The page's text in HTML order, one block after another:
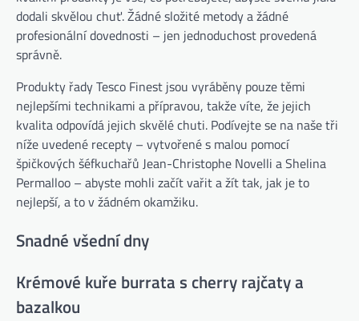
dodali skvělou chuť. Žádné složité metody a žádné
profesionální dovednosti – jen jednoduchost provedená
správně.
Produkty řady Tesco Finest jsou vyráběny pouze těmi
nejlepšími technikami a přípravou, takže víte, že jejich
kvalita odpovídá jejich skvělé chuti. Podívejte se na naše tři
níže uvedené recepty – vytvořené s malou pomocí
špičkových šéfkuchařů Jean-Christophe Novelli a Shelina
Permalloo – abyste mohli začít vařit a žít tak, jak je to
nejlepší, a to v žádném okamžiku.
Snadné všední dny
Krémové kuře burrata s cherry rajčaty a
bazalkou